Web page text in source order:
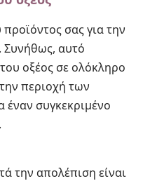
σας για την
Συνήθως, αυτό
οξέος σε ολόκληρο
περιοχή των
έναν συγκεκριμένο
την απολέπιση είναι